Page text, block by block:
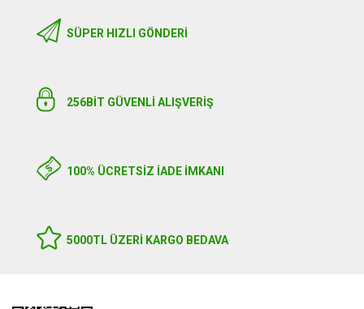
SÜPER HIZLI GÖNDERI
256BIT GÜVENLİ ALIŞVERİŞ
100% ÜCRETSİZ İADE İMKANI
5000TL ÜZERI KARGO BEDAVA